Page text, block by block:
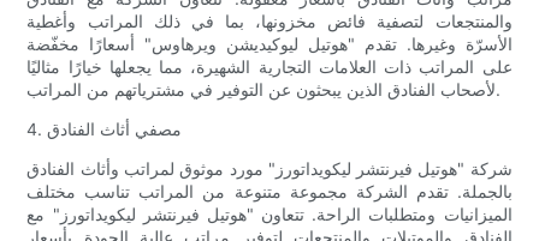
والمنتجعات لتصفية فائض مخزونها، بما في ذلك المراتب وأغطية
الأسرّة وغيرها. تقدم "هوتيل ليوكيديشن ويرهاوس" أسعارًا مخفّضة
على المراتب ذات العلامات التجارية الشهيرة، مما يجعلها خيارًا مثاليًا
لأصحاب الفنادق الذين يبحثون عن التوفير في مشترياتهم من المراتب.
4. مصفي أثاث الفنادق
شركة "هوتيل فيرنتشر ليكويداتورز" مورد موثوق لمراتب وأثاث الفنادق
بالجملة. تقدم الشركة مجموعة متنوعة من المراتب تناسب مختلف
الميزانيات ومتطلبات الراحة. تتعاون "هوتيل فيرنتشر ليكويداتورز" مع